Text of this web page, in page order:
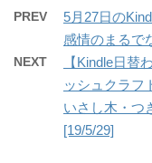
PREV
5月27日の
感情のまるで
NEXT
【Kindle日替
ッシュクラフ
いさし木・つ
[19/5/29]